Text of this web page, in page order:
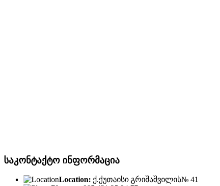
საკონტაქტო ინფორმაცია
Location: ქ.ქუთაისი გრიშაშვილის№ 41